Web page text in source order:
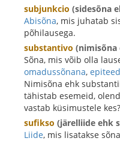
subjunkcio (sidesõna
Abisõna, mis juhatab
põhilausega.
substantivo (nimisõna
Sõna, mis võib olla
omadussõnana,
Nimisõna ehk
tähistab esemeid,
vastab küsimustele
sufikso (järelliide ehk
Liide, mis lisatakse